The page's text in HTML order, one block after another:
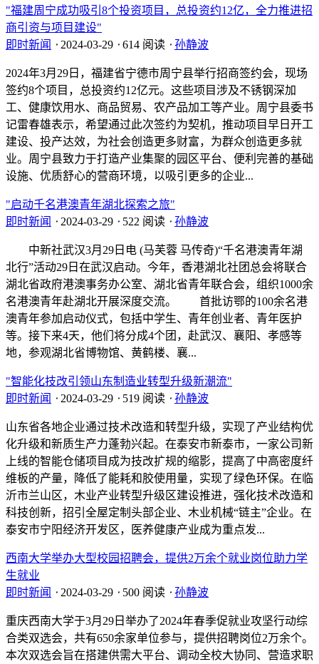
"福建周宁成功吸引8个投资项目，总投资约12亿，全力推进招
商引资与项目建设"
即时新闻 ⋅ 2024-03-29 ⋅ 614 阅读 ⋅ 孙静波
2024年3月29日，福建省宁德市周宁县举行招商签约会，现场
签约8个项目，总投资约12亿元。这些项目涉及不锈钢深加
工、健康饮用水、商品贸易、农产品加工等产业。周宁县委书
记雷春雄表示，希望通过此次签约为契机，推动项目早日开工
建设、投产达效，为社会创造更多财富，为群众创造更多就
业。周宁县致力于打造产业集聚的园区平台、便利完善的基础
设施、优质舒心的营商环境，以吸引更多的企业...
"启动千名港澳青年湖北探索之旅"
即时新闻 ⋅ 2024-03-29 ⋅ 522 阅读 ⋅ 孙静波
中新社武汉3月29日电 (马芙蓉 马传奇)“千名港澳青年湖
北行”活动29日在武汉启动。今年，香港湖北社团总会将联合
湖北省政府港澳事务办公室、湖北省青年联合会，组织1000余
名港澳青年赴湖北开展深度交流。 首批访鄂的100余名港
澳青年参加启动仪式，包括中学生、青年创业者、青年医护
等。接下来4天，他们将分成4个团，赴武汉、襄阳、孝感等
地，参观湖北省博物馆、黄鹤楼、襄...
"智能化技改引领山东制造业转型升级新潮流"
即时新闻 ⋅ 2024-03-29 ⋅ 519 阅读 ⋅ 孙静波
山东省各地企业通过技术改造和转型升级，实现了产业结构优
化升级和新质生产力蓬勃兴起。在泰安市新泰市，一家公司新
上线的智能仓储项目成为技改扩规的缩影，提高了中高密度纤
维板的产量，降低了能耗和胶使用量，实现了绿色环保。在临
沂市兰山区，木业产业转型升级区建设推进，强化技术改造和
科技创新，招引全屋定制头部企业、木业机械“链主”企业。在
泰安市宁阳经济开发区，医养健康产业成为重点发...
西南大学举办大型校园招聘会，提供2万余个就业岗位助力学
生就业
即时新闻 ⋅ 2024-03-29 ⋅ 500 阅读 ⋅ 孙静波
重庆西南大学于3月29日举办了2024年春季促就业攻坚行动综
合类双选会，共有650余家单位参与，提供招聘岗位2万余个。
本次双选会旨在搭建供需大平台、调动全校大协同、营造求职